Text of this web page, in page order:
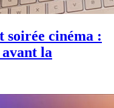
soirée cinéma :
la